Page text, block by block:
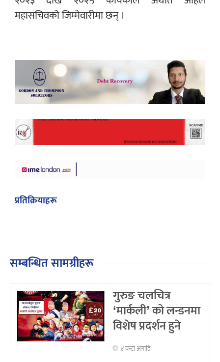
महासचिवको जिम्मेवारीमा छन् ।
प्रतिक्रियाहरू
सम्बन्धित सामग्रीहरू
गुरुङ चलचित्र
‘मार्कली’ को लन्डनमा
विशेष प्रदर्शन हुने
४ घन्टा अगाडि